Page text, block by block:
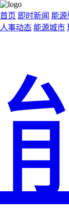
首页 即时新闻 能源
人事动态 能源城市